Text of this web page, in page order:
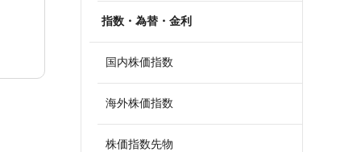
指数・為替・金利
国内株価指数
海外株価指数
株価指数先物